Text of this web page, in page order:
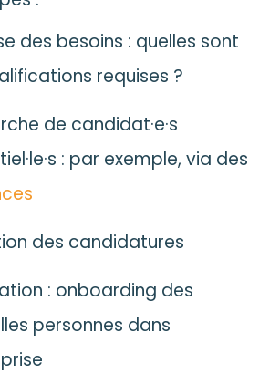
des besoins : quelles sont
requises ?
de candidat·e·s
: par exemple, via des
des candidatures
: onboarding des
personnes dans